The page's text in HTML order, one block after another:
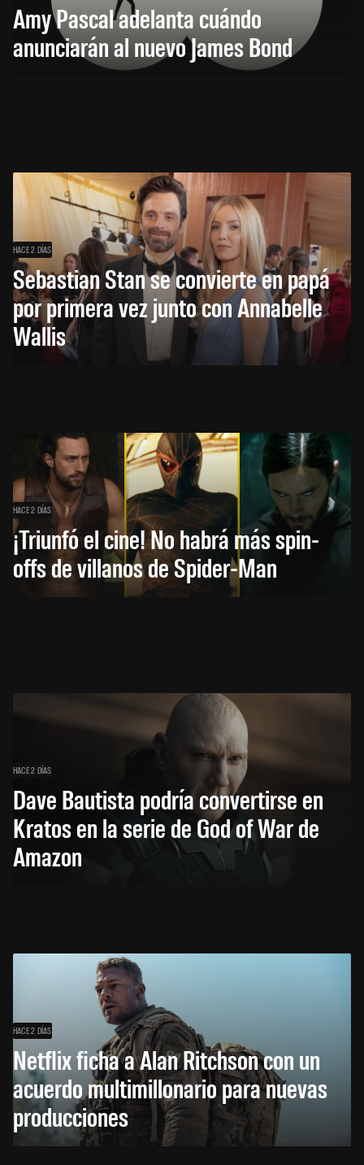
Amy Pascal adelanta cuándo
anunciarán al nuevo James Bond
HACE 2 DÍAS
Sebastian Stan se convierte en papá
por primera vez junto con Annabelle
Wallis
HACE 2 DÍAS
¡Triunfó el cine! No habrá más spin-
offs de villanos de Spider-Man
HACE 2 DÍAS
Dave Bautista podría convertirse en
Kratos en la serie de God of War de
Amazon
HACE 2 DÍAS
Netflix ficha a Alan Ritchson con un
acuerdo multimillonario para nuevas
producciones